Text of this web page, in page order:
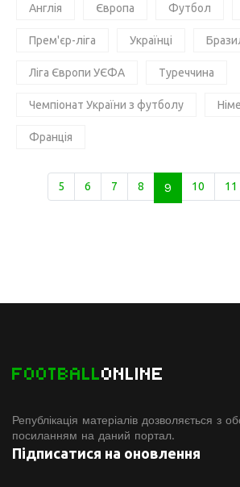
Англія Європа Футбол
Прем'єр-ліга Українці
Ліга Європи УЄФА Туреччина
Чемпіонат України з футболу
Франція
5 6 7 8 9 10 11
FOOTBALLONLINE
Републікація матеріалів дозволяється з
посиланням на даний портал.
Підписатися на оновлення